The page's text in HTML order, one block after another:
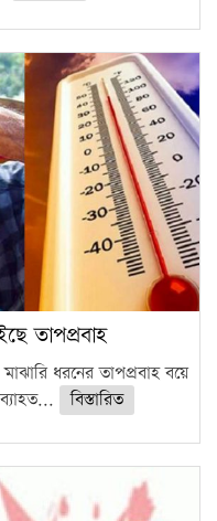
তাপপ্রবাহ
ধরনের তাপপ্রবাহ বয়ে
বিস্তারিত